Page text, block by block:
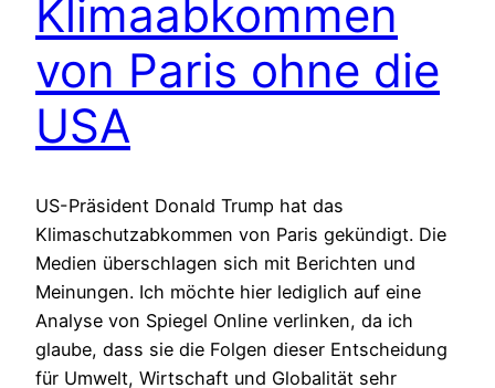
Klimaabkommen
von Paris ohne die
USA
US-Präsident Donald Trump hat das
Klimaschutzabkommen von Paris gekündigt. Die
Medien überschlagen sich mit Berichten und
Meinungen. Ich möchte hier lediglich auf eine
Analyse von Spiegel Online verlinken, da ich
glaube, dass sie die Folgen dieser Entscheidung
für Umwelt, Wirtschaft und Globalität sehr